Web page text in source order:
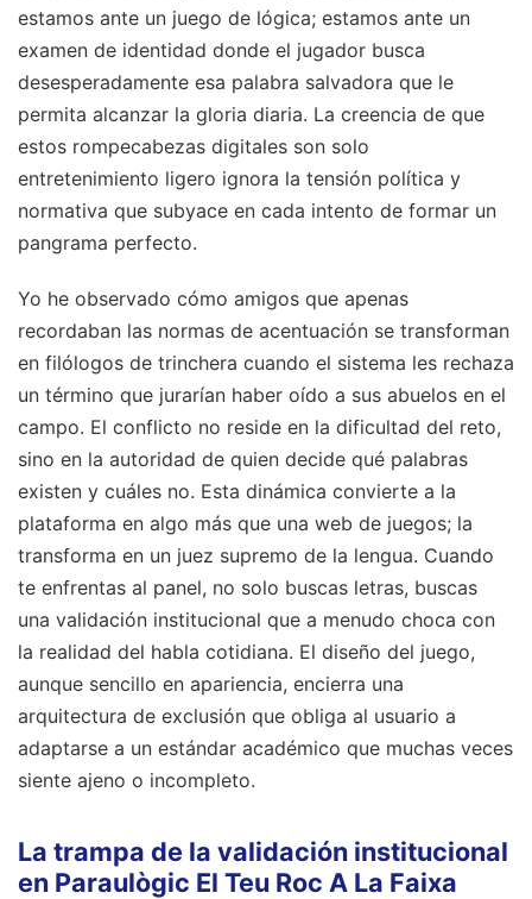
estamos ante un juego de lógica; estamos ante un
examen de identidad donde el jugador busca
desesperadamente esa palabra salvadora que le
permita alcanzar la gloria diaria. La creencia de que
estos rompecabezas digitales son solo
entretenimiento ligero ignora la tensión política y
normativa que subyace en cada intento de formar un
pangrama perfecto.
Yo he observado cómo amigos que apenas
recordaban las normas de acentuación se transforman
en filólogos de trinchera cuando el sistema les rechaza
un término que jurarían haber oído a sus abuelos en el
campo. El conflicto no reside en la dificultad del reto,
sino en la autoridad de quien decide qué palabras
existen y cuáles no. Esta dinámica convierte a la
plataforma en algo más que una web de juegos; la
transforma en un juez supremo de la lengua. Cuando
te enfrentas al panel, no solo buscas letras, buscas
una validación institucional que a menudo choca con
la realidad del habla cotidiana. El diseño del juego,
aunque sencillo en apariencia, encierra una
arquitectura de exclusión que obliga al usuario a
adaptarse a un estándar académico que muchas veces
siente ajeno o incompleto.
La trampa de la validación institucional
en Paraulògic El Teu Roc A La Faixa